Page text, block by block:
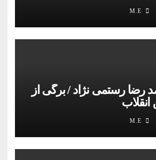
رضا رستمی نژاد / برگی از
انقلاب